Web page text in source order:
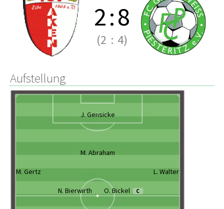
2:8
(2 : 4)
Aufstellung
J. Gensicke
M. Abraham
M. Gertz L. Walter
N. Bierwirth O. Bickel C